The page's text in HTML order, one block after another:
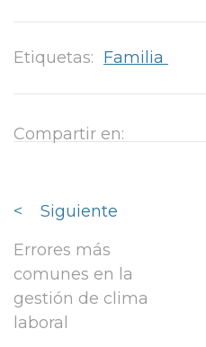
Etiquetas: Familia
Compartir en:
<
Siguiente
Errores más
comunes en la
gestión de clima
laboral